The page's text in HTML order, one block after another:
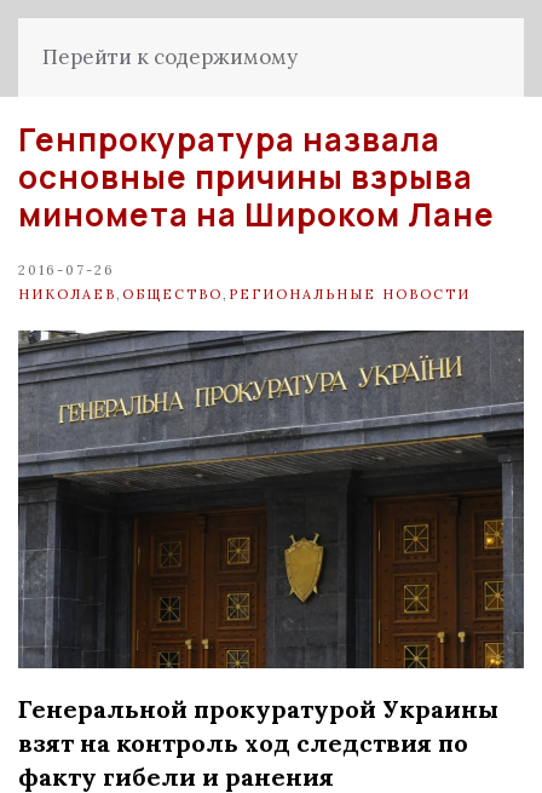
Перейти к содержимому
Генпрокуратура назвала
основные причины взрыва
миномета на Широком Лане
2016-07-26
НИКОЛАЕВ ОБЩЕСТВО РЕГИОНАЛЬНЫЕ НОВОСТИ
Генеральной прокуратурой Украины
взят на контроль ход следствия по
факту гибели и ранения